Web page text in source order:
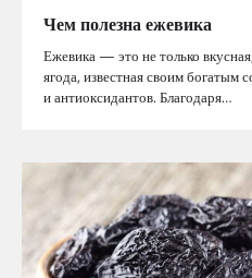
Чем полезна ежевика
Ежевика — это не только
ягода, известная своим богатым
и антиоксидантов. Благодаря…